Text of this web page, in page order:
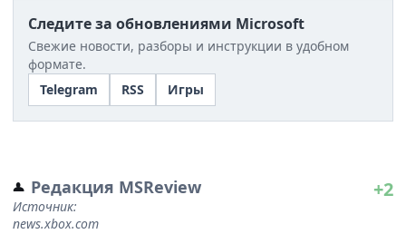
Следите за обновлениями Microsoft
Свежие новости, разборы и инструкции в удобном
формате.
Telegram
RSS Игры
Редакция MSReview
Источник:
news.xbox.com
+2